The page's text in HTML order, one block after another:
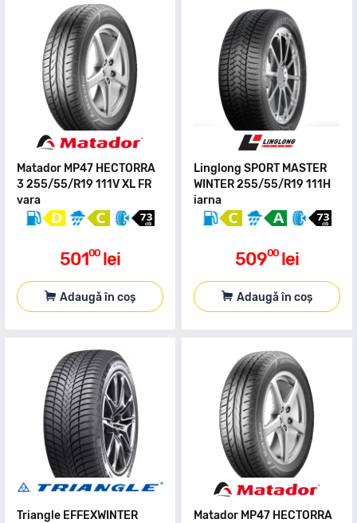
Matador MP47 HECTORRA
3 255/55/R19 111V XL FR
vara
50100 lei
Adaugă în coș
Linglong SPORT MASTER
WINTER 255/55/R19 111H
iarna
50900 lei
Adaugă în coș
Triangle EFFEXWINTER
Matador MP47 HECTORRA